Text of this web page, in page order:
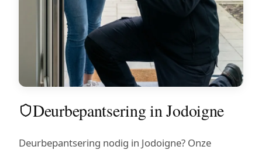
Deurbepantsering in Jodoigne
Deurbepantsering nodig in Jodoigne? Onze